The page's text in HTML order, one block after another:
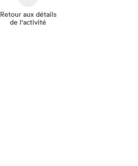
Retour aux détails
de l'activité